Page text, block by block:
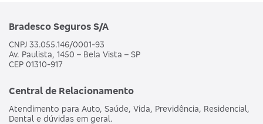
Bradesco Seguros S/A
CNPJ 33.055.146/0001-93
Av. Paulista, 1450 – Bela Vista – SP
CEP 01310-917
Central de Relacionamento
Atendimento para Auto, Saúde, Vida, Previdência, Residencial,
Dental e dúvidas em geral.